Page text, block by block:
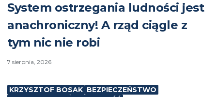
System ostrzegania ludności jest
anachroniczny! A rząd ciągle z
tym nic nie robi
7 sierpnia, 2026
KRZYSZTOF BOSAK BEZPIECZEŃSTWO